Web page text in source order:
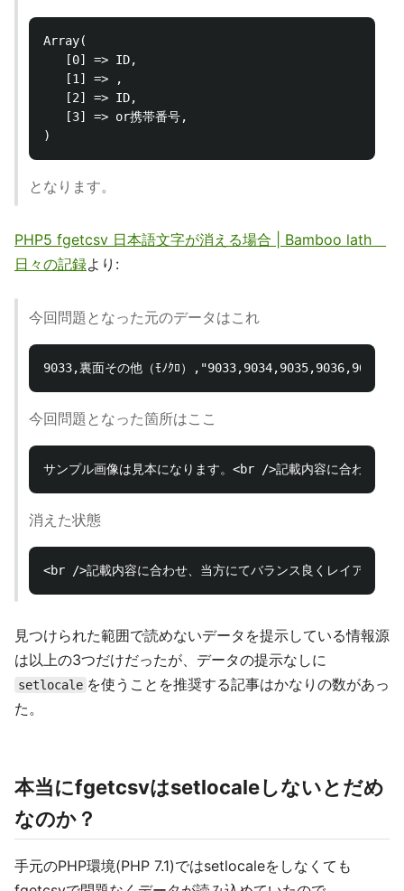
Array(
   [0] => ID,
   [1] => ,
   [2] => ID,
   [3] => or携帯番号,
となります。
PHP5 fgetcsv 日本語文字が消える場合 | Bamboo lath
日々の記録より:
今回問題となった元のデータはこれ
今回問題となった箇所はここ
消えた状態
見つけられた範囲で読めないデータを提示している情報源
は以上の3つだけだったが、データの提示なしに
setlocale を使うことを推奨する記事はかなりの数があっ
た。
本当にfgetcsvはsetlocaleしないとだめ
なのか？
手元のPHP環境(PHP 7.1)ではsetlocaleをしなくても